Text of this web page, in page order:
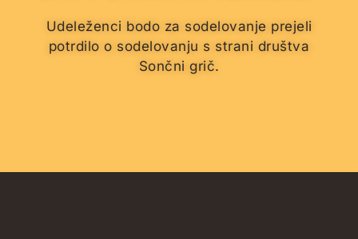
Udeleženci bodo za sodelovanje prejeli
potrdilo o sodelovanju s strani društva
Sončni grič.